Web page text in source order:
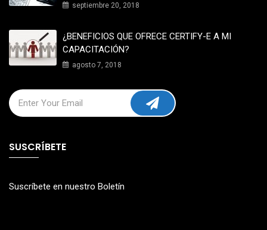
septiembre 20, 2018
¿BENEFICIOS QUE OFRECE CERTIFY-E A MI
CAPACITACIÓN?
agosto 7, 2018
SUSCRÍBETE
Suscríbete en nuestro Boletín